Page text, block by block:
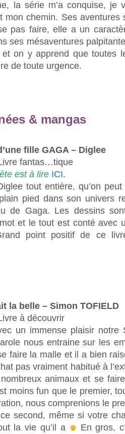
la série m’a conquise,
mon chemin. Ses aventures
pas faire, elle a un
ses mésaventures
on y apprend que toutes
de toute urgence.
& mangas
fille GAGA – Diglee
fantas…tique
est à lire ICI.
tout entière, qu’on
pied dans son univers
de Gaga. Les dessins
et le tout est conté avec
point positif de ce
la belle – Simon TOFIELD
à découvrir
un immense plaisir notre
nous entraine sur les
faire la malle et il a bien
pas vraiment habitué à
animaux et se
moins fun que le premier,
nous comprenions le
second, même si votre
la vie qu’il a
En gros,